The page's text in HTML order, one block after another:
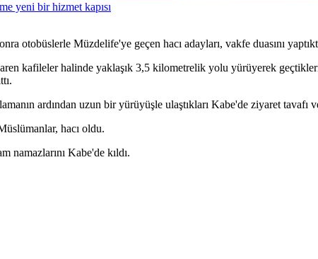
yeni bir hizmet kapısı
otobüslerle Müzdelife'ye geçen hacı adayları, vakfe duasını
kafileler halinde yaklaşık 3,5 kilometrelik yolu yürüyerek
ardından uzun bir yürüyüşle ulaştıkları Kabe'de ziyaret tavafı
hacı oldu.
namazlarını Kabe'de kıldı.